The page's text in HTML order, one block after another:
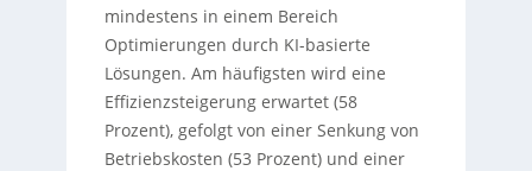
mindestens in einem Bereich
Optimierungen durch KI-basierte
Lösungen. Am häufigsten wird eine
Effizienzsteigerung erwartet (58
Prozent), gefolgt von einer Senkung von
Betriebskosten (53 Prozent) und einer